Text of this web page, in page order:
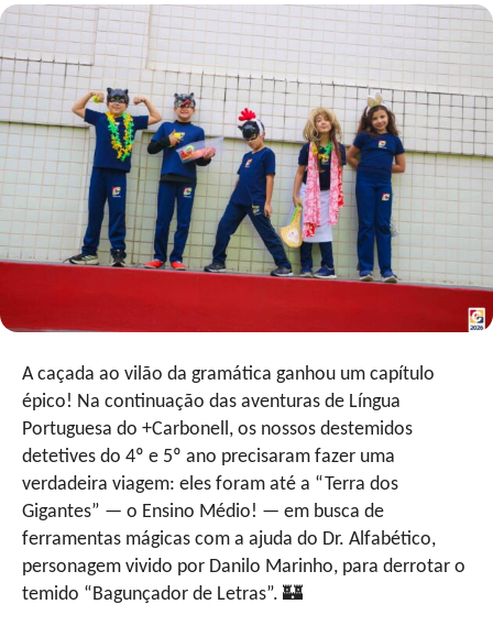
A caçada ao vilão da gramática ganhou um capítulo
épico! Na continuação das aventuras de Língua
Portuguesa do +Carbonell, os nossos destemidos
detetives do 4º e 5º ano precisaram fazer uma
verdadeira viagem: eles foram até a “Terra dos
Gigantes” — o Ensino Médio! — em busca de
ferramentas mágicas com a ajuda do Dr. Alfabético,
personagem vivido por Danilo Marinho, para derrotar o
temido “Bagunçador de Letras”. 🏰